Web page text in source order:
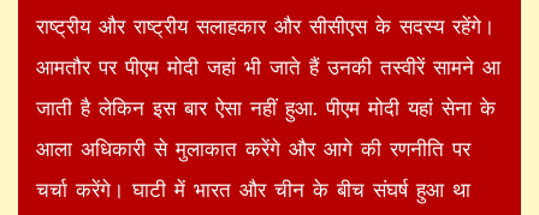
राष्ट्रीय और राष्ट्रीय सलाहकार और सीसीएस के सदस्य रहेंगे।
आमतौर पर पीएम मोदी जहां भी जाते हैं उनकी तस्वीरें सामने आ
जाती है लेकिन इस बार ऐसा नहीं हुआ. पीएम मोदी यहां सेना के
आला अधिकारी से मुलाकात करेंगे और आगे की रणनीति पर
चर्चा करेंगे। घाटी में भारत और चीन के बीच संघर्ष हुआ था